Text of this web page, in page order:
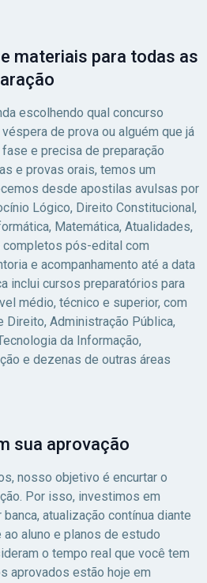
Rufino - Aprovada na
materiais para todas as
escolhendo qual concurso
de prova ou alguém que já
e precisa de preparação
e provas orais, temos um
desde apostilas avulsas por
Lógico, Direito Constitucional,
Matemática, Atualidades,
pós-edital com
e acompanhamento até a data
inclui cursos preparatórios para
médio, técnico e superior, com
Administração Pública,
da Informação,
e dezenas de outras áreas
sua aprovação
nosso objetivo é encurtar o
Por isso, investimos em
atualização contínua diante
aluno e planos de estudo
o tempo real que você tem
aprovados estão hoje em